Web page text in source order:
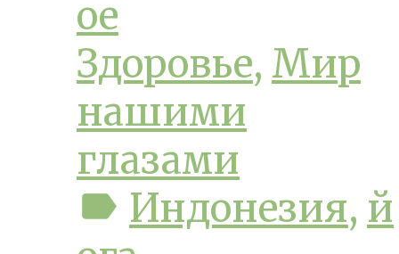
ое
Здоровье, Мир
нашими
глазами
label Индонезия, й